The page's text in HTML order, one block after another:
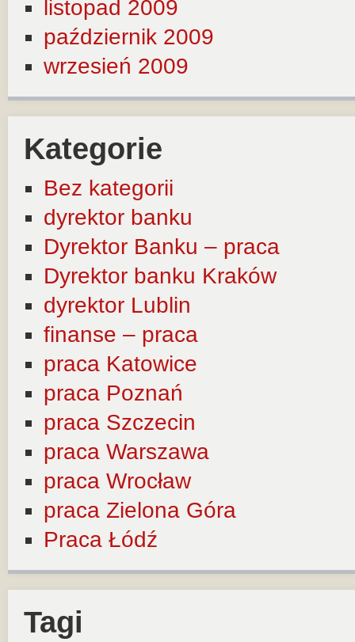
listopad 2009
październik 2009
wrzesień 2009
Kategorie
Bez kategorii
dyrektor banku
Dyrektor Banku – praca
Dyrektor banku Kraków
dyrektor Lublin
finanse – praca
praca Katowice
praca Poznań
praca Szczecin
praca Warszawa
praca Wrocław
praca Zielona Góra
Praca Łódź
Tagi